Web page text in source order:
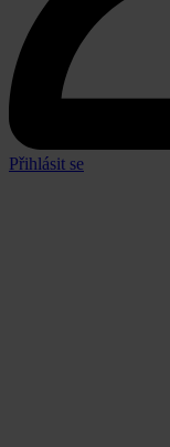
Přihlásit se